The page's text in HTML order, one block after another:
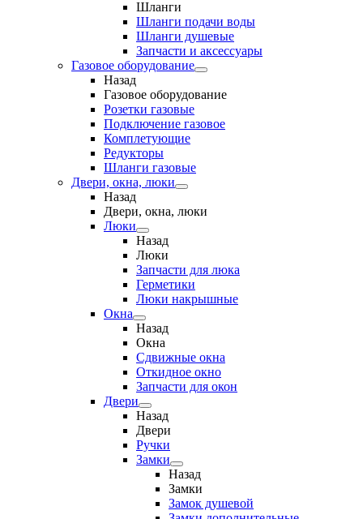
Шланги
Шланги подачи воды
Шланги душевые
Запчасти и аксессуары
Газовое оборудование
Назад
Газовое оборудование
Розетки газовые
Подключение газовое
Комплетующие
Редукторы
Шланги газовые
Двери, окна, люки
Назад
Двери, окна, люки
Люки
Назад
Люки
Запчасти для люка
Герметики
Люки накрышные
Окна
Назад
Окна
Сдвижные окна
Откидное окно
Запчасти для окон
Двери
Назад
Двери
Ручки
Замки
Назад
Замки
Замок душевой